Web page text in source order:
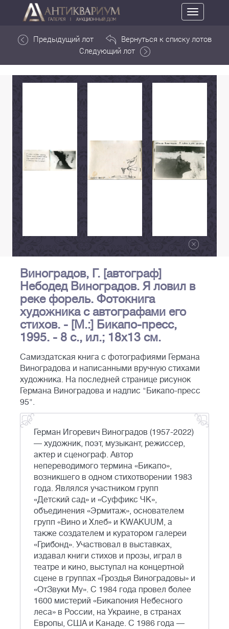
Toggle
navigation
Предыдущий лот
Вернуться к списку лотов
Следующий лот
Виноградов, Г. [автограф]
Небодед Виноградов. Я ловил в
реке форель. Фотокнига
художника с автографами его
стихов. - [М.:] Бикапо-пресс,
1995. - 8 с., ил.; 18х13 см.
Самиздатская книга с фотографиями Германа
Виноградова и написанными вручную стихами
художника. На последней странице рисунок
Германа Виноградова и надпис "Бикапо-пресс
95".
Герман Игоревич Виноградов (1957-2022)
— художник, поэт, музыкант, режиссер,
актер и сценограф. Автор
непереводимого термина «Бикапо»,
возникшего в одном стихотворении 1983
года. Являлся участником групп
«Детский сад» и «Суффикс ЧК»,
объединения «Эрмитаж», основателем
групп «Вино и Хлеб» и KWAKUUM, а
также создателем и куратором галереи
«Грибонд». Участвовал в выставках,
издавал книги стихов и прозы, играл в
театре и кино, выступал на концертной
сцене в группах «Гроздья Виноградовы» и
«ОтЗвуки Му». С 1984 года провел более
1600 мистерий «Бикапония Небесного
леса» в России, на Украине, в странах
Европы, США и Канаде. С 1986 года —